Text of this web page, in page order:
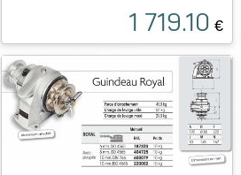
1 719.10 €